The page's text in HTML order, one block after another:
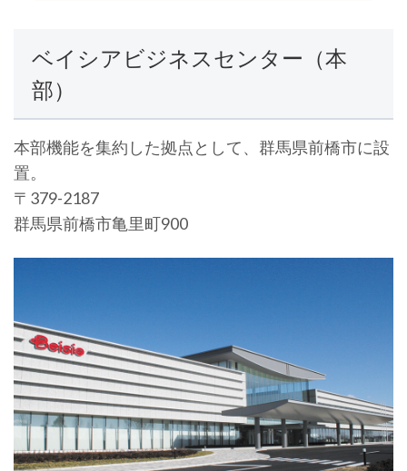
ベイシアビジネスセンター（本
部）
本部機能を集約した拠点として、群馬県前橋市に設
置。
〒379-2187
群馬県前橋市亀里町900